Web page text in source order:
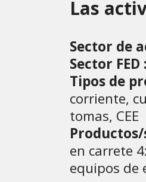
Las
Sector de
Sector FED :
Tipos de
corriente,
tomas, CEE
en carrete
equipos de